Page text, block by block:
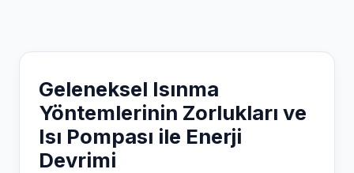
Geleneksel Isınma
Yöntemlerinin Zorlukları ve
Isı Pompası ile Enerji
Devrimi